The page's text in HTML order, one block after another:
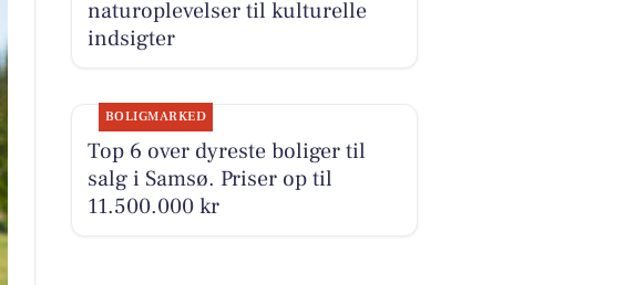
naturoplevelser til kulturelle
indsigter
BOLIGMARKED
Top 6 over dyreste boliger til
salg i Samsø. Priser op til
11.500.000 kr